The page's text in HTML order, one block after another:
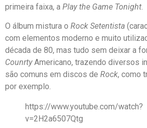
primeira faixa, a Play the Game Tonight
O álbum mistura o Rock Setentista
com elementos moderno e muito
década de 80, mas tudo sem deixar a
CounrtyAmericano, trazendo diversos
são comuns em discos de Rock, como
por exemplo.
https://www.youtube.com/watch?
v=2H2a6507Qtg